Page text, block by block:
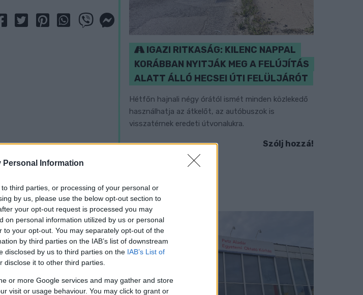
Personal Information
third parties, or processing of your personal or
by us, please use the below opt-out section to
your opt-out request is processed you may
on personal information utilized by us or personal
your opt-out. You may separately opt-out of the
by third parties on the IAB’s list of downstream
disclosed by us to third parties on the IAB’s List of
disclose it to other third parties.
or more Google services and may gather and store
visit or usage behaviour. You may click to grant or
IGAZI RITKASÁG: KILENC NAPPAL
KORÁBBAN NYITJÁK MEG A FELÚJÍTÁS
ALATT ÁLLÓ HECSEI ÚTI FELÜLJÁRÓT
Hétfőn hajnali négy órától ismét minden közlekedő
használhatja az átkelőt, az autóbuszok is
visszatérnek eredeti útvonalukra.
Szólj hozzá!